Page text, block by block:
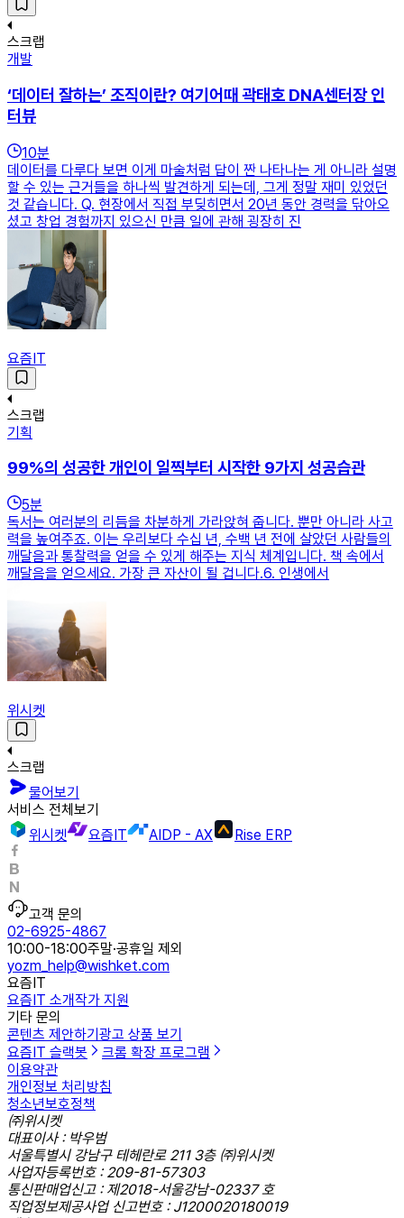
스크랩
개발
‘데이터 잘하는’ 조직이란? 여기어때 곽태호 DNA센터장 인
터뷰
10분
데이터를 다루다 보면 이게 마술처럼 답이 짠 나타나는 게 아니라 설명
할 수 있는 근거들을 하나씩 발견하게 되는데, 그게 정말 재미 있었던
것 같습니다. Q. 현장에서 직접 부딪히면서 20년 동안 경력을 닦아오
셨고 창업 경험까지 있으신 만큼 일에 관해 굉장히 진
요즘IT
스크랩
기획
99%의 성공한 개인이 일찍부터 시작한 9가지 성공습관
5분
독서는 여러분의 리듬을 차분하게 가라앉혀 줍니다. 뿐만 아니라 사고
력을 높여주죠. 이는 우리보다 수십 년, 수백 년 전에 살았던 사람들의
깨달음과 통찰력을 얻을 수 있게 해주는 지식 체계입니다. 책 속에서
깨달음을 얻으세요. 가장 큰 자산이 될 겁니다.​6. 인생에서
위시켓
스크랩
물어보기
서비스 전체보기
위시켓
요즘IT AIDP - AX Rise ERP
고객 문의
02-6925-4867
10:00-18:00주말·공휴일 제외
yozm_help@wishket.com
요즘IT
요즘IT 소개작가 지원
기타 문의
콘텐츠 제안하기 광고 상품 보기
요즘IT 슬랙봇
크롬 확장 프로그램
이용약관
개인정보 처리방침
청소년보호정책
㈜위시켓
대표이사 : 박우범
서울특별시 강남구 테헤란로 211 3층 ㈜위시켓
사업자등록번호 : 209-81-57303
통신판매업신고 : 제2018-서울강남-02337 호
직업정보제공사업 신고번호 : J1200020180019